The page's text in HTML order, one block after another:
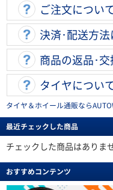
ご注文につい
決済･配送方
商品の返品･
タイヤについ
タイヤ＆ホイール通販なら
最近チェックした商品
チェックした商品はありませ
おすすめコンテンツ